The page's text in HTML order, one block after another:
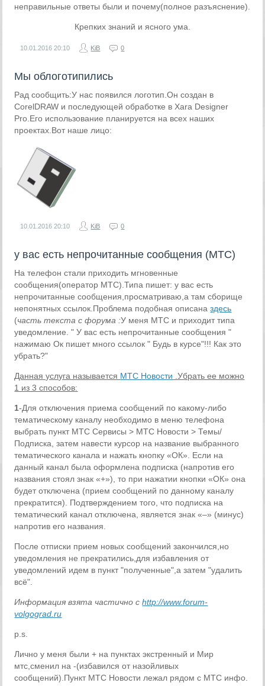
неправильные ответы были и почему(полное разъяснение).
Крепких знаний и ясного ума.
10.01.2016 20:10 KiB 0
Мы облоготипились
Рад сообщить:У нас появился логотип.Он создан в
CorelDRAW и последующей обработке в Xara Designer
Pro.Его использование планируется на всех наших
проектах.Вот наше лицо:
10.01.2016 20:10 KiB 0
у вас есть непрочитанные сообщения (МТС)
На телефон стали приходить мгновенные
сообщения(оператор МТС).Типа пишет: у вас есть
непрочитанные сообщения,просматриваю,а там сборище
непонятных ссылок.Проблема подобная описаназдесь
(часть текста с форума :У меня МТС и приходит типа
уведомление. " У вас есть непрочитанные сообщения "
нажимаю Ок пишет много ссылок " Будь в курсе"!!! Как это
убрать?"
Данная услуга называется МТС Новости .Убрать ее можно
1 из 3 способов:
1-Для отключения приема сообщений по какому-либо
тематическому каналу необходимо в меню телефона
выбрать пункт МТС Сервисы > МТС Новости > Темы/
Подписка, затем навести курсор на название выбранного
тематического канала и нажать кнопку «ОК». Если на
данный канал была оформлена подписка (напротив его
названия стоял знак «+»), то при нажатии кнопки «ОК» она
будет отключена (прием сообщений по данному каналу
прекратится). Подтверждением того, что подписка на
тематический канал отключена, является знак «–» (минус)
напротив его названия.
После отписки прием новых сообщений закончился,но
уведомления не прекратились,для избавления от
уведомлений идем в пункт "полученные",а затем "удалить
всё".
Информация взята частично сhttp://www.forum-
volgograd.ru
p.s.
Лично у меня были + на пунктах экстренный и Мир
мтс,сменил на -(избавился от назойливых
сообщений).Пункт МТС Новости лежал рядом с МТС инфо.